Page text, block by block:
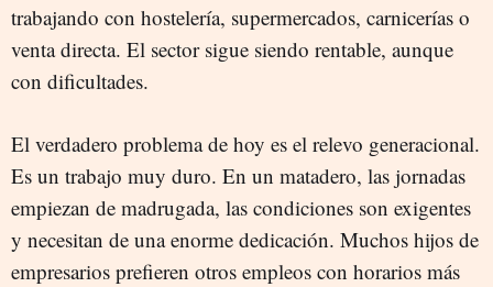
trabajando con hostelería, supermercados, carnicerías o
venta directa. El sector sigue siendo rentable, aunque
con dificultades.
El verdadero problema de hoy es el relevo generacional.
Es un trabajo muy duro. En un matadero, las jornadas
empiezan de madrugada, las condiciones son exigentes
y necesitan de una enorme dedicación. Muchos hijos de
empresarios prefieren otros empleos con horarios más